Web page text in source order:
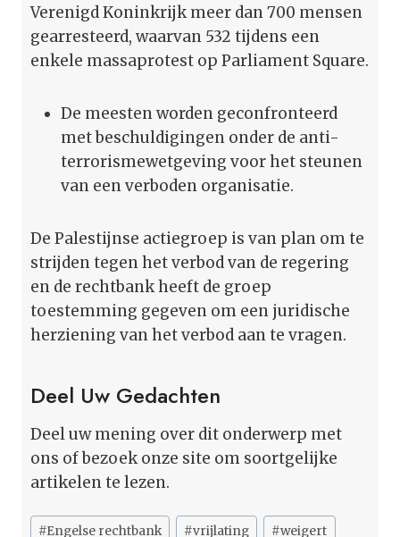
Verenigd Koninkrijk meer dan 700 mensen
gearresteerd, waarvan 532 tijdens een
enkele massaprotest op Parliament Square.
De meesten worden geconfronteerd
met beschuldigingen onder de anti-
terrorismewetgeving voor het steunen
van een verboden organisatie.
De Palestijnse actiegroep is van plan om te
strijden tegen het verbod van de regering
en de rechtbank heeft de groep
toestemming gegeven om een juridische
herziening van het verbod aan te vragen.
Deel Uw Gedachten
Deel uw mening over dit onderwerp met
ons of bezoek onze site om soortgelijke
artikelen te lezen.
Bericht
#Engelse rechtbank #vrijlating #weigert